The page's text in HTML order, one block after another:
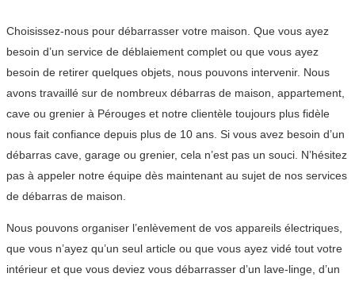
Choisissez-nous pour débarrasser votre maison. Que vous ayez
besoin d’un service de déblaiement complet ou que vous ayez
besoin de retirer quelques objets, nous pouvons intervenir. Nous
avons travaillé sur de nombreux débarras de maison, appartement,
cave ou grenier à Pérouges et notre clientèle toujours plus fidèle
nous fait confiance depuis plus de 10 ans. Si vous avez besoin d’un
débarras cave, garage ou grenier, cela n’est pas un souci. N’hésitez
pas à appeler notre équipe dès maintenant au sujet de nos services
de débarras de maison.
Nous pouvons organiser l’enlèvement de vos appareils électriques,
que vous n’ayez qu’un seul article ou que vous ayez vidé tout votre
intérieur et que vous deviez vous débarrasser d’un lave-linge, d’un